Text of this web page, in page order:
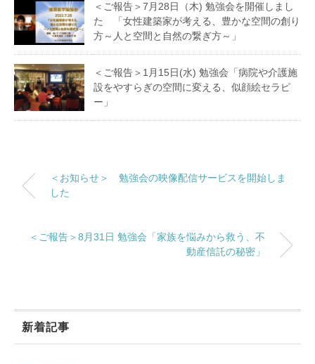
＜ご報告＞7月28日（木) 勉強会を開催しまし
た 「女性建築家が考える、豊かな空間の創り
方～人と空間と自然の繋ぎ方～」
＜ご報告＞1月15日(水) 勉強会「病院や介護施
設をやすらぎの空間に変える、似顔絵セラピ
ー」
＜お知らせ＞ 勉強会の映像配信サービスを開始しま
した
＜ご報告＞8月31日 勉強会「家族を悩みから救う、不
動産信託の秘密」
新着記事